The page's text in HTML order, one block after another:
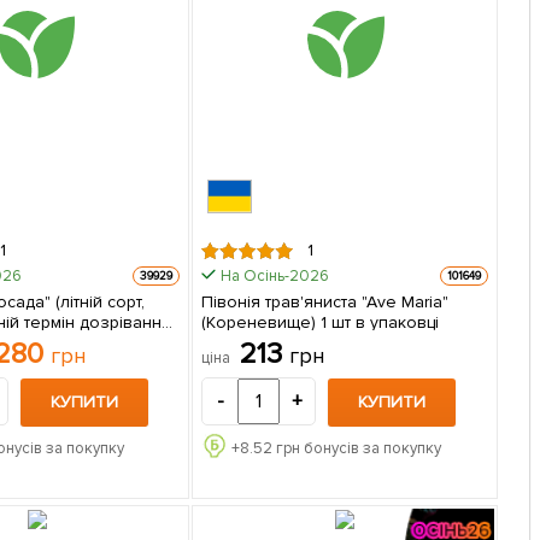
1
39929
(літній сорт,
термін дозрівання)
упаковцігрн
КУПИТИ
за покупку
1
На Осінь-2026 101649
Півонія трав'яниста "Ave Maria"
(Кореневище) 1 шт в упаковці
ціна 213 грн
- + КУПИТИ
+8.52 грн бонусів за покупку